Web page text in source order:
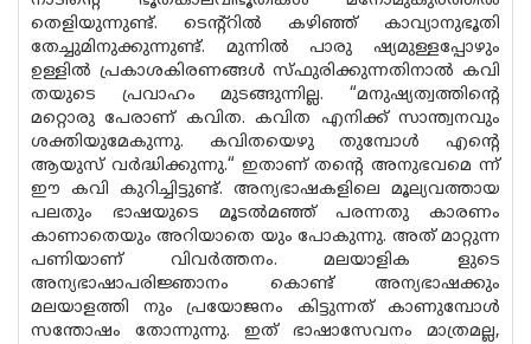
തെളിയുന്നുണ്ട്. ടെന്റ്റിൽ കഴിഞ്ഞ് കാവ്യാനുഭൂതി
തേച്ചുമിനുക്കുന്നുണ്ട്. മുന്നിൽ പാരു ഷ്യമുള്ളപ്പോഴും
ഉള്ളിൽ പ്രകാശകിരണങ്ങൾ സ്ഫുരിക്കുന്നതിനാൽ കവി
തയുടെ പ്രവാഹം മുടങ്ങുന്നില്ല. “മനുഷ്യത്വത്തിൻ്റെ
മറ്റൊരു പേരാണ് കവിത. കവിത എനിക്ക് സാന്ത്വനവും
ശക്തിയുമേകുന്നു. കവിതയെഴു തുമ്പോൾ എന്റെ
ആയുസ് വർദ്ധിക്കുന്നു.“ ഇതാണ് തന്റെ അനുഭവമെ ന്ന്
ഈ കവി കുറിച്ചിട്ടുണ്ട്. അന്യഭാഷകളിലെ മൂല്യവത്തായ
പലതും ഭാഷയുടെ മൂടൽമഞ്ഞ് പരന്നതു കാരണം
കാണാതെയും അറിയാതെ യും പോകുന്നു. അത് മാറ്റുന്ന
പണിയാണ് വിവർത്തനം. മലയാളിക ളുടെ
അന്യഭാഷാപരിജ്ഞാനം കൊണ്ട് അന്യഭാഷക്കും
മലയാളത്തി നും പ്രയോജനം കിട്ടുന്നത് കാണുമ്പോൾ
സന്തോഷം തോന്നുന്നു. ഇത് ഭാഷാസേവനം മാത്രമല്ല,